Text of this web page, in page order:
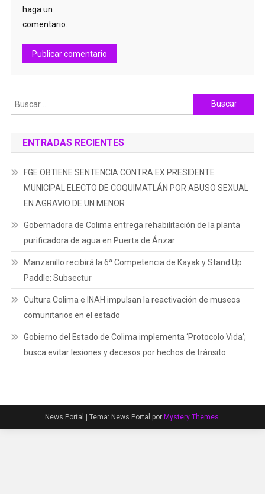
haga un
comentario.
Buscar:
ENTRADAS RECIENTES
FGE OBTIENE SENTENCIA CONTRA EX PRESIDENTE
MUNICIPAL ELECTO DE COQUIMATLÁN POR ABUSO SEXUAL
EN AGRAVIO DE UN MENOR
Gobernadora de Colima entrega rehabilitación de la planta
purificadora de agua en Puerta de Ánzar
Manzanillo recibirá la 6ª Competencia de Kayak y Stand Up
Paddle: Subsectur
Cultura Colima e INAH impulsan la reactivación de museos
comunitarios en el estado
Gobierno del Estado de Colima implementa ‘Protocolo Vida’;
busca evitar lesiones y decesos por hechos de tránsito
News Portal Tema: News Portal por Mystery Themes.